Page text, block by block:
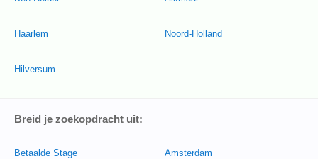
Haarlem
Hilversum
Noord-Holland
Breid je zoekopdracht uit:
Betaalde Stage Amsterdam